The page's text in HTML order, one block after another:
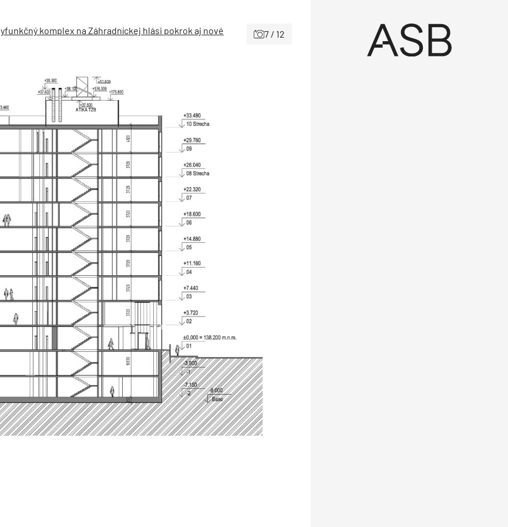
komplex na Záhradníckej hlási pokrok aj nové
7 / 12